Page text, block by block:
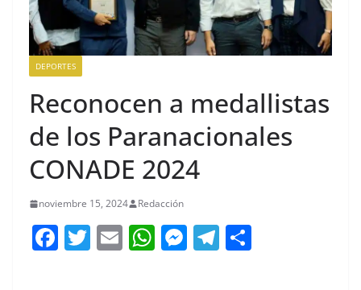
DEPORTES
Reconocen a medallistas
de los Paranacionales
CONADE 2024
noviembre 15, 2024 Redacción
F T E W M T